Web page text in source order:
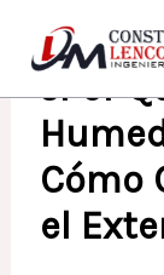
¿Por
Cómo
el